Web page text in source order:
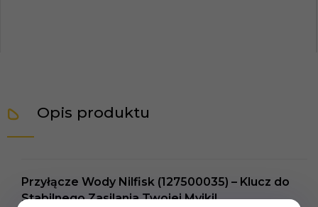
Opis produktu
Przyłącze Wody Nilfisk (127500035) – Klucz do
Stabilnego Zasilania Twojej Myjki!